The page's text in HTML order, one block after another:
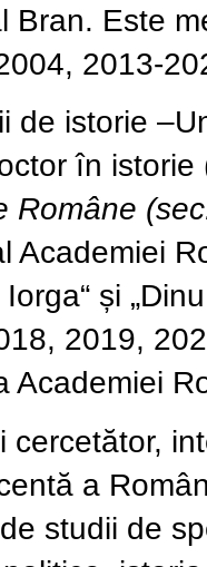
Bran. Este
2013-
de istorie
în
Române
Academiei
Iorga“ și
2019,
Academiei
cercetător,
a
studii de